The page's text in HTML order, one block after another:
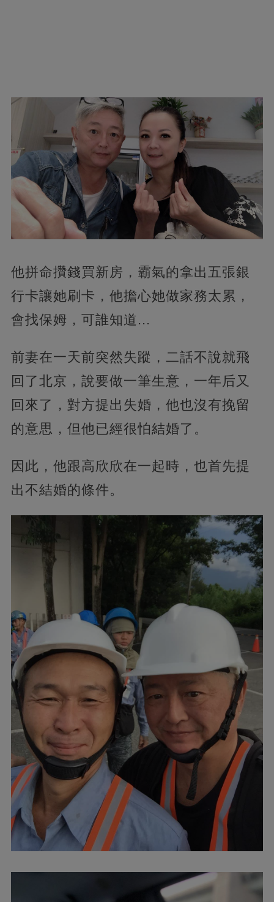
他拼命攢錢買新房，霸氣的拿出五張銀
行卡讓她刷卡，他擔心她做家務太累，
會找保姆，可誰知道...
前妻在一天前突然失蹤，二話不說就飛
回了北京，說要做一筆生意，一年后又
回來了，對方提出失婚，他也沒有挽留
的意思，但他已經很怕結婚了。
因此，他跟高欣欣在一起時，也首先提
出不結婚的條件。